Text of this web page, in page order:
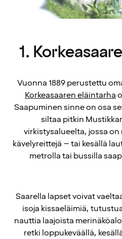
1.
Vuonna 1889 perustettu
Korkeasaaren eläintarha
Saapuminen sinne on osa
siltaa pitkin
virkistysalueelta, jossa
kävelyreittejä – tai kesällä
metrolla tai bussilla
Saarella lapset voivat
isoja kissaeläimiä,
nauttia laajoista
retki loppukeväällä,